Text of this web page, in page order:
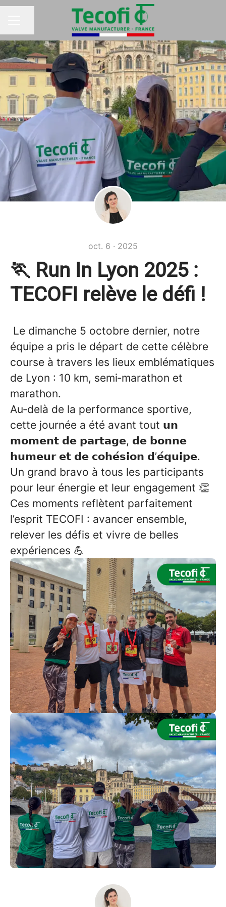
Partager la page
oct. 6 · 2025
🏃‍ Run In Lyon 2025 :
TECOFI relève le défi !
Le dimanche 5 octobre dernier, notre
équipe a pris le départ de cette célèbre
course à travers les lieux emblématiques
de Lyon : 10 km, semi‑marathon et
marathon.
Au‑delà de la performance sportive,
cette journée a été avant tout 𝘂𝗻
𝗺𝗼𝗺𝗲𝗻𝘁 𝗱𝗲 𝗽𝗮𝗿𝘁𝗮𝗴𝗲, 𝗱𝗲 𝗯𝗼𝗻𝗻𝗲
𝗵𝘂𝗺𝗲𝘂𝗿 𝗲𝘁 𝗱𝗲 𝗰𝗼𝗵𝗲́𝘀𝗶𝗼𝗻 𝗱’𝗲́𝗾𝘂𝗶𝗽𝗲.
Un grand bravo à tous les participants
pour leur énergie et leur engagement 👏
Ces moments reflètent parfaitement
l’esprit TECOFI : avancer ensemble,
relever les défis et vivre de belles
expériences 💪